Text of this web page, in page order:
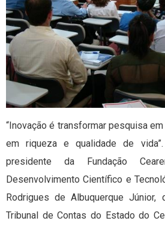
“Inovação é transformar pesquisa
em riqueza e qualidade de
presidente da Fundação
Desenvolvimento Científico e
Rodrigues de Albuquerque Júnior,
Tribunal de Contas do Estado do